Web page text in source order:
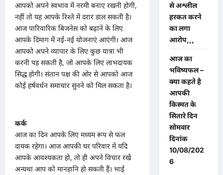
आपको अपने स्वभाव में नरमी बनाए रखनी होगी,
नहीं तो यह आपके रिश्ते में दरार डाल सकती है।
आज पारिवारिक बिजनेस को बढ़ाने के लिए
आपके दिमाग में नई-नई योजनाएं आएंगी। आज
आपको अपने व्यापार के लिए कुछ यात्रा भी
करनी पड़ सकती है, जो आपके लिए लाभदायक
सिद्ध होगी। संतान पक्ष की ओर से आपको आज
कोई हर्षवर्धन समाचार सुनने को मिल सकता है।
कर्क
आज का दिन आपके लिए मध्यम रूप से फल
दायक रहेगा। आज आपकी घर परिवार में यदि
आपके आवश्यकता हो, तो ही अपने विचार रखें
अन्यथा आप को मानहानि हो सकती हैं। भाई
से अश्लील
हरकत करने
का लगा
आरोप,,,
आज का
भविष्यफल –
क्या कहते है
आपकी
किस्मत के
सितारे दिन
सोमवार
दिनांक
10/08/202
6